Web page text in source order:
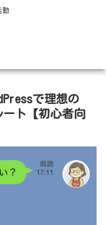
動
で理想の
ート【初心者向